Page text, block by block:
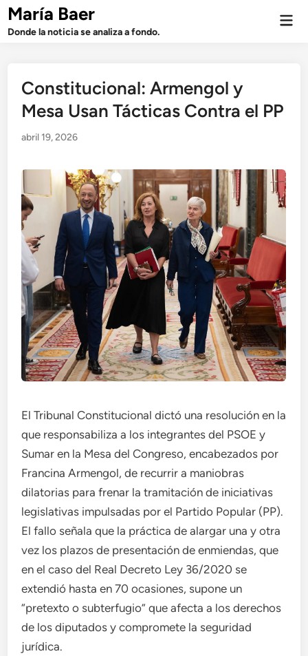
Saltar
contenido
María Baer
Donde la noticia se analiza a fondo.
Constitucional: Armengol y
Mesa Usan Tácticas Contra el PP
abril 19, 2026
El Tribunal Constitucional dictó una resolución en la
que responsabiliza a los integrantes del PSOE y
Sumar en la Mesa del Congreso, encabezados por
Francina Armengol, de recurrir a maniobras
dilatorias para frenar la tramitación de iniciativas
legislativas impulsadas por el Partido Popular (PP).
El fallo señala que la práctica de alargar una y otra
vez los plazos de presentación de enmiendas, que
en el caso del Real Decreto Ley 36/2020 se
extendió hasta en 70 ocasiones, supone un
“pretexto o subterfugio” que afecta a los derechos
de los diputados y compromete la seguridad
jurídica.